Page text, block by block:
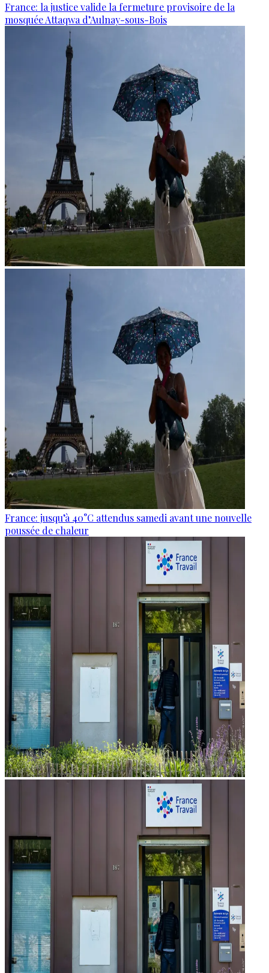
France: la justice valide la fermeture provisoire de la
mosquée Attaqwa d’Aulnay-sous-Bois
France: jusqu’à 40°C attendus samedi avant une nouvelle
poussée de chaleur